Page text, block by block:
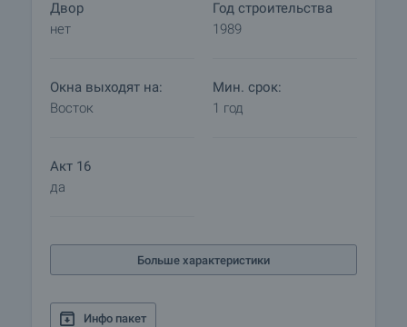
недвижимости требуется предоплата аренды за
первый месяц и залог возмещения убытков
данный объект риэлтору для получения более
подробной информации о порядке аренды
Двор
нет
Год строительства
1989
Окна выходят на:
Восток
Мин. срок:
1 год
Акт 16
да
Больше характеристики
Инфо пакет